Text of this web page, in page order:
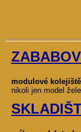
ZABABOV
modulové kolejiště
nikoli jen model